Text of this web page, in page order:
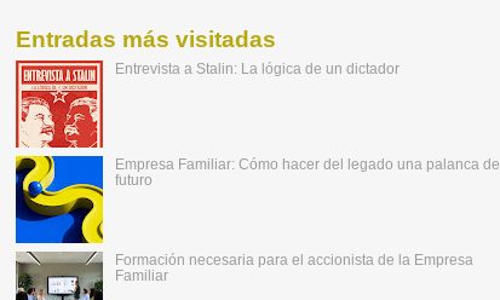
Entradas más visitadas
Entrevista a Stalin: La lógica de un dictador
Empresa Familiar: Cómo hacer del legado una palanca de
futuro
Formación necesaria para el accionista de la Empresa
Familiar